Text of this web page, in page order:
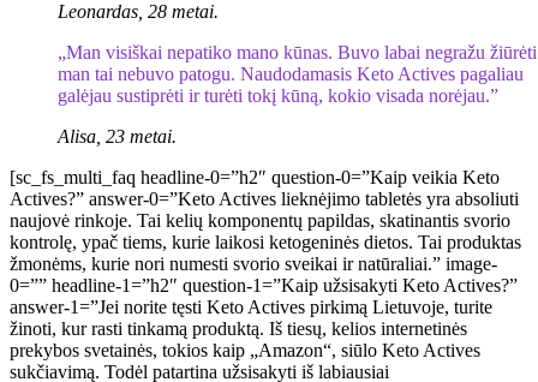
Leonardas, 28 metai.
„Man visiškai nepatiko mano kūnas. Buvo labai negražu
man tai nebuvo patogu. Naudodamasis Keto Actives pagaliau
galėjau sustiprėti ir turėti tokį kūną, kokio visada norėjau.”
Alisa, 23 metai.
[sc_fs_multi_faq headline-0=”h2″ question-0=”Kaip veikia Keto
Actives?” answer-0=”Keto Actives lieknėjimo tabletės yra absoliuti
naujovė rinkoje. Tai kelių komponentų papildas, skatinantis svorio
kontrolę, ypač tiems, kurie laikosi ketogeninės dietos. Tai produktas
žmonėms, kurie nori numesti svorio sveikai ir natūraliai.” image-
0=”” headline-1=”h2″ question-1=”Kaip užsisakyti Keto Actives?”
answer-1=”Jei norite tęsti Keto Actives pirkimą Lietuvoje, turite
žinoti, kur rasti tinkamą produktą. Iš tiesų, kelios internetinės
prekybos svetainės, tokios kaip „Amazon“, siūlo Keto Actives
sukčiavimą. Todėl patartina užsisakyti iš labiausiai